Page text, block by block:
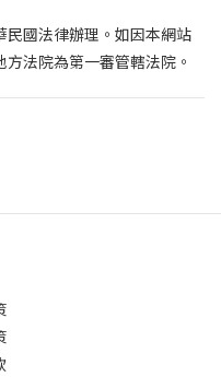
國法律辦理。如因本網站
法院為第一審管轄法院。